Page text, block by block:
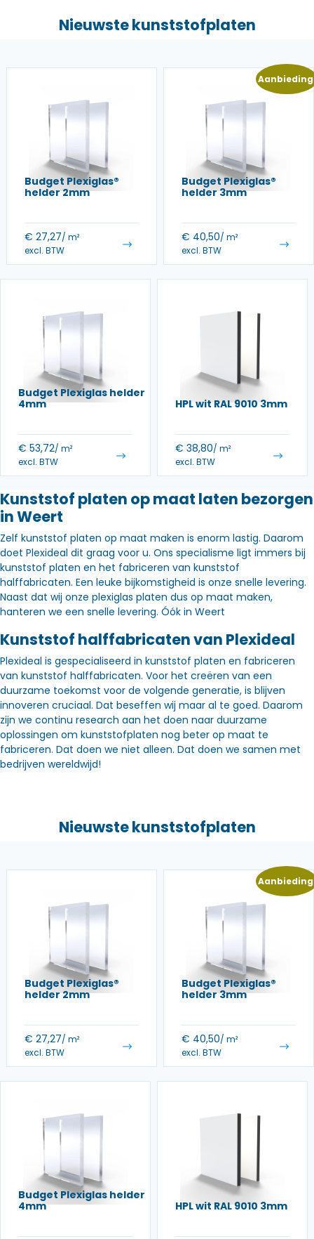
Nieuwste kunststofplaten
Budget Plexiglas®
helder 2mm
€ 27,27/ m²
excl. BTW
Budget Plexiglas®
helder 3mm
€ 40,50/ m²
excl. BTW
Budget Plexiglas helder
4mm
€ 53,72/ m²
excl. BTW
HPL wit RAL 9010 3mm
€ 38,80/ m²
excl. BTW
Kunststof platen op maat laten bezorgen
in Weert
Zelf kunststof platen op maat maken is enorm lastig. Daarom
doet Plexideal dit graag voor u. Ons specialisme ligt immers bij
kunststof platen en het fabriceren van kunststof
halffabricaten. Een leuke bijkomstigheid is onze snelle levering.
Naast dat wij onze plexiglas platen dus op maat maken,
hanteren we een snelle levering. Óók in Weert
Kunststof halffabricaten van Plexideal
Plexideal is gespecialiseerd in kunststof platen en fabriceren
van kunststof halffabricaten. Voor het creëren van een
duurzame toekomst voor de volgende generatie, is blijven
innoveren cruciaal. Dat beseffen wij maar al te goed. Daarom
zijn we continu research aan het doen naar duurzame
oplossingen om kunststofplaten nog beter op maat te
fabriceren. Dat doen we niet alleen. Dat doen we samen met
bedrijven wereldwijd!
Nieuwste kunststofplaten
Budget Plexiglas®
helder 2mm
€ 27,27/ m²
excl. BTW
Budget Plexiglas®
helder 3mm
€ 40,50/ m²
excl. BTW
Budget Plexiglas helder
4mm
HPL wit RAL 9010 3mm